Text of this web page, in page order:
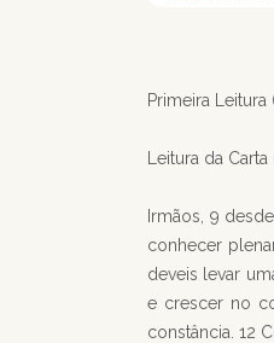
Primeira Leitura
Leitura da
Irmãos, 9
conhecer
deveis levar
e crescer no
constância. 12